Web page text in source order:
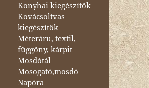
Konyhai kiegészítők
Kovácsoltvas
kiegészítők
Méteráru, textil,
függöny, kárpit
Mosdótál
Mosogató,mosdó
Napóra